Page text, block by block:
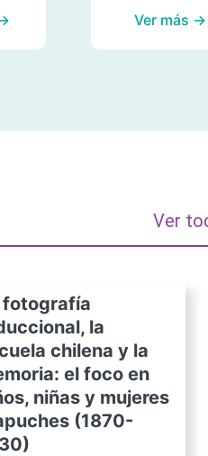
Ver más →
Ver
fotografía
la
chilena y la
el foco en
niñas y mujeres
(1870-